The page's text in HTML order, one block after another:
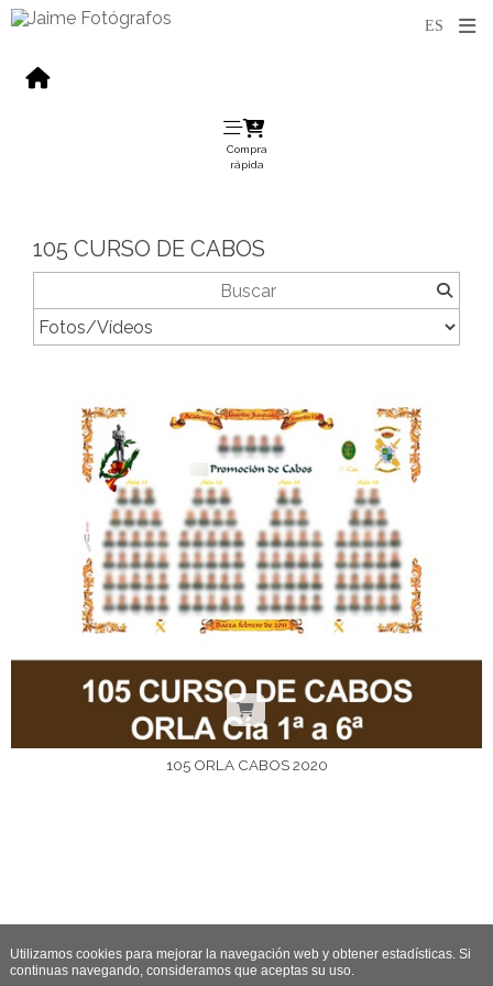
Compra
rápida
105 CURSO DE CABOS
105 ORLA CABOS 2020
Utilizamos cookies para mejorar la navegación web y obtener estadísticas. Si
continuas navegando, consideramos que aceptas su uso.